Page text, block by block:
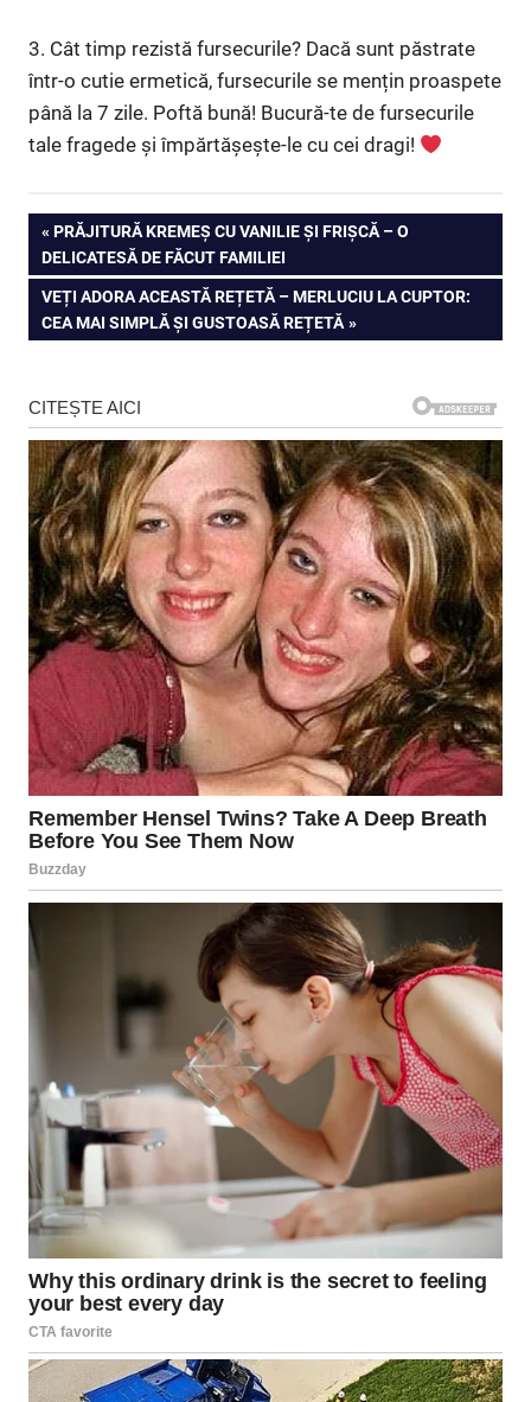
3. Cât timp rezistă fursecurile? Dacă sunt păstrate
într-o cutie ermetică, fursecurile se mențin proaspete
până la 7 zile. Poftă bună! Bucură-te de fursecurile
tale fragede și împărtășește-le cu cei dragi!
Navigare
în
articole
PREVIOUS
POST:
PRĂJITURĂ KREMEȘ CU VANILIE ȘI FRIȘCĂ – O
DELICATESĂ DE FĂCUT FAMILIEI
NEXT
POST:
VEȚI ADORA ACEASTĂ REȚETĂ – MERLUCIU LA CUPTOR:
CEA MAI SIMPLĂ ȘI GUSTOASĂ REȚETĂ